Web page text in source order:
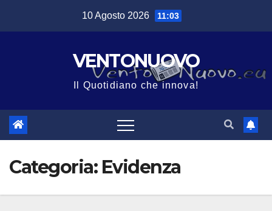
10 Agosto 2026 11:03
VENTONUOVO
Il Quotidiano che innova!
Categoria: Evidenza